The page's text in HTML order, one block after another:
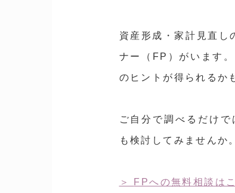
資産形成・家計見直し
ナー（FP）がいます
のヒントが得られるか
ご自分で調べるだけ
も検討してみませんか。
FPへの無料相談は